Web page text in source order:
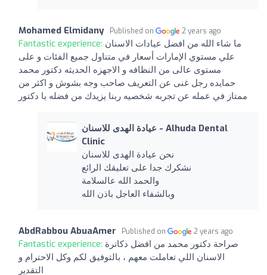
Mohamed Elmidany Published on 2 years ago
Fantastic experience: ما شاء الله من افضل عيادات الاسنان
علي مستوي الإمارات أسعار في متناول جميع الفئات و على
مستوى عالى من النظافه و الاجهزه الحديثه دكتور محمد
حمايده رجل غنى عن التعريف صاحب وجه بشوش و اكثر من
ممتاز في عمله عن تجربه شخصيه ربنا يزيدك من فضله يا دكتور
عيادة الهدى للاسنان - Alhuda Dental
Clinic
نحن عيادة الهدى للاسنان
نشكرك جدا على تعليقك الرائع
والحمد الله عالسلامة
وبالشفاء العاجل باذن الله
AbdRabbou AbuaAmer Published on 2 years ago
Fantastic experience: صراحة دكتور محمد من افضل دكاترة
الاسنان اللي تعاملت معهم ، بالتوفيق لكم وكل الاحترام و
التقدير